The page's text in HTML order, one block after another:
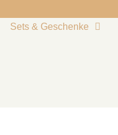
Sets & Geschenke